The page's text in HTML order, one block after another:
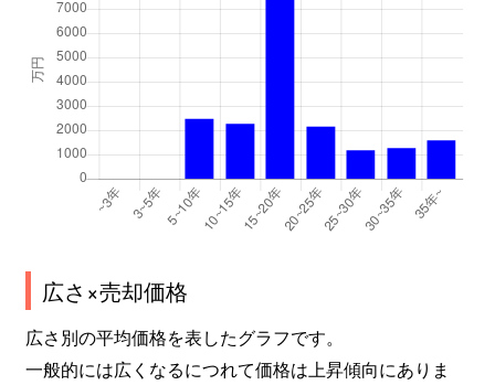
広さ×売却価格
広さ別の平均価格を表したグラフです。
一般的には広くなるにつれて価格は上昇傾向にありま